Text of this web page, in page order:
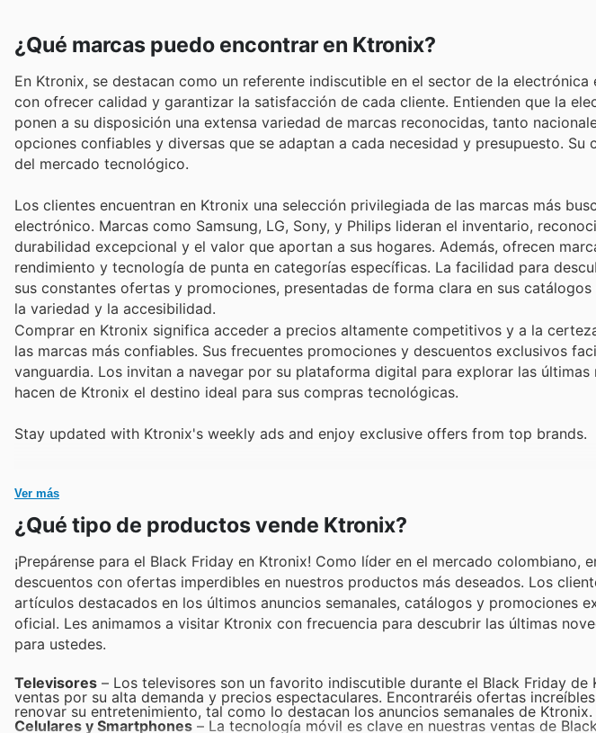
¿Qué marcas puedo encontrar en Ktronix?
En Ktronix, se destacan como un referente indiscutible en el sector de la
con ofrecer calidad y garantizar la satisfacción de cada cliente. Entienden que la
ponen a su disposición una extensa variedad de marcas reconocidas, tanto
opciones confiables y diversas que se adaptan a cada necesidad y presupuesto.
del mercado tecnológico.
Los clientes encuentran en Ktronix una selección privilegiada de las marcas más
electrónico. Marcas como Samsung, LG, Sony, y Philips lideran el inventario,
durabilidad excepcional y el valor que aportan a sus hogares. Además, ofrecen
rendimiento y tecnología de punta en categorías específicas. La facilidad para
sus constantes ofertas y promociones, presentadas de forma clara en sus
la variedad y la accesibilidad.
Comprar en Ktronix significa acceder a precios altamente competitivos y a la
las marcas más confiables. Sus frecuentes promociones y descuentos exclusivos
vanguardia. Los invitan a navegar por su plataforma digital para explorar las
hacen de Ktronix el destino ideal para sus compras tecnológicas.
Stay updated with Ktronix's weekly ads and enjoy exclusive offers from top brands.
Ver más
¿Qué tipo de productos vende Ktronix?
¡Prepárense para el Black Friday en Ktronix! Como líder en el mercado colombiano,
descuentos con ofertas imperdibles en nuestros productos más deseados. Los
artículos destacados en los últimos anuncios semanales, catálogos y promociones
oficial. Les animamos a visitar Ktronix con frecuencia para descubrir las últimas
para ustedes.
Televisores – Los televisores son un favorito indiscutible durante el Black Friday
ventas por su alta demanda y precios espectaculares. Encontraréis ofertas
renovar su entretenimiento, tal como lo destacan los anuncios semanales de Ktronix.
Celulares y Smartphones – La tecnología móvil es clave en nuestras ventas de